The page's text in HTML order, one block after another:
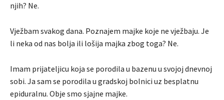
njih? Ne.
Vježbam svakog dana. Poznajem majke koje ne vježbaju. Je
li neka od nas bolja ili lošija majka zbog toga? Ne.
Imam prijateljicu koja se porodila u bazenu u svojoj dnevnoj
sobi. Ja sam se porodila u gradskoj bolnici uz besplatnu
epiduralnu. Obje smo sjajne majke.